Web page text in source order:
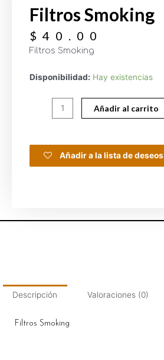
Filtros Smoking
$ 40.00
Filtros Smoking
Disponibilidad: Hay existencias
Añadir al carrito
Añadir a la lista de deseos
Descripción Valoraciones (0)
Filtros Smoking